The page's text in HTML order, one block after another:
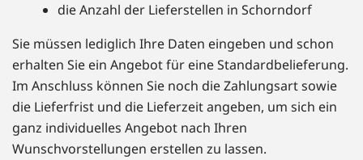
die Anzahl der Lieferstellen in Schorndorf
Sie müssen lediglich Ihre Daten eingeben und schon
erhalten Sie ein Angebot für eine Standardbelieferung.
Im Anschluss können Sie noch die Zahlungsart sowie
die Lieferfrist und die Lieferzeit angeben, um sich ein
ganz individuelles Angebot nach Ihren
Wunschvorstellungen erstellen zu lassen.